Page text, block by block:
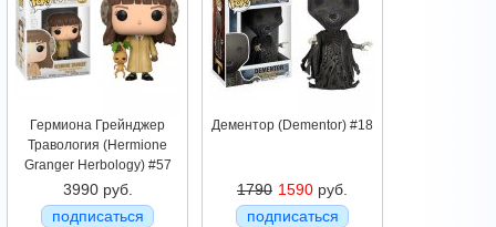
Гермиона Грейнджер
Травология (Hermione
Granger Herbology) #57
3990 руб.
подписаться
Дементор (Dementor) #18
1790 1590 руб.
подписаться